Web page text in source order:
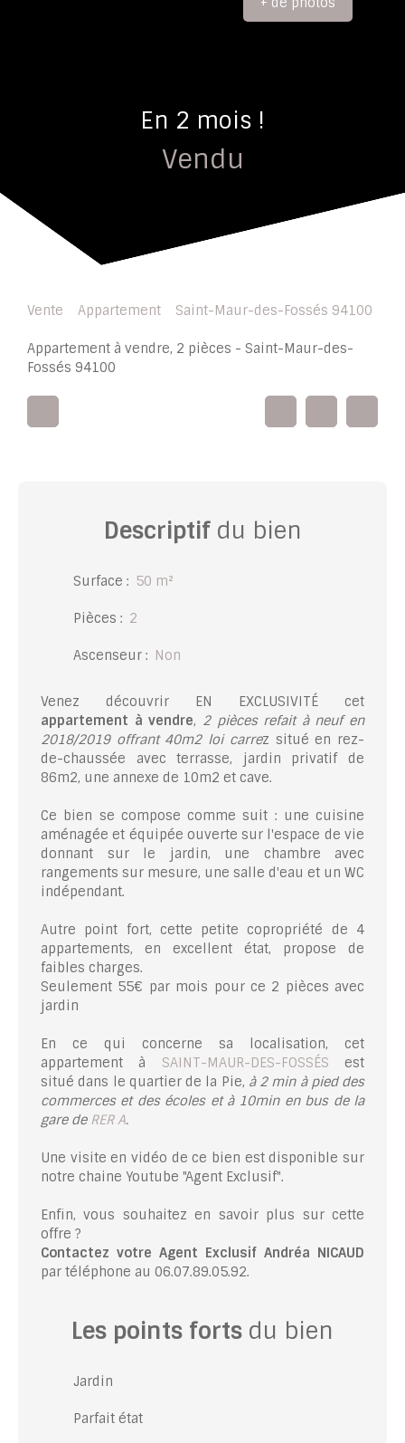
En 2 mois !
Vendu
Vente Appartement Saint-Maur-des-Fossés 94100
Appartement à vendre, 2 pièces - Saint-Maur-des-
Fossés 94100
Descriptifdu bien
Surface : 50 m²
Pièces : 2
Ascenseur : Non
Venez découvrir EN EXCLUSIVITÉ cet
appartement à vendre, 2 pièces refait à neuf en
2018/2019 offrant 40m2 loi carrez situé en rez-
de-chaussée avec terrasse, jardin privatif de
86m2, une annexe de 10m2 et cave.
Ce bien se compose comme suit : une cuisine
aménagée et équipée ouverte sur l'espace de vie
donnant sur le jardin, une chambre avec
rangements sur mesure, une salle d'eau et un WC
indépendant.
Autre point fort, cette petite copropriété de 4
appartements, en excellent état, propose de
faibles charges.
Seulement 55€ par mois pour ce 2 pièces avec
jardin
En ce qui concerne sa localisation, cet
appartement à SAINT-MAUR-DES-FOSSÉS est
situé dans le quartier de la Pie, à 2 min à pied des
commerces et des écoles et à 10min en bus de la
gare de RER A.
Une visite en vidéo de ce bien est disponible sur
notre chaine Youtube "Agent Exclusif".
Enfin, vous souhaitez en savoir plus sur cette
offre ?
Contactez votre Agent Exclusif Andréa NICAUD
par téléphone au 06.07.89.05.92.
Les points forts du bien
Jardin
Parfait état